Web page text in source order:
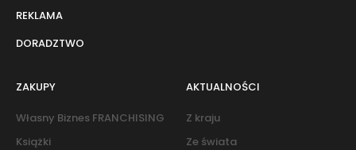
REKLAMA
DORADZTWO
ZAKUPY
Własny Biznes FRANCHISING
Książki
AKTUALNOŚCI
Z kraju
Ze świata